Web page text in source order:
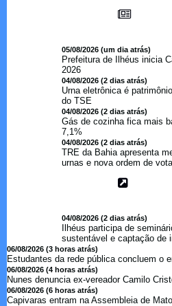
05/08/2026 (um dia atrás)
Prefeitura de Ilhéus inicia
2026
04/08/2026 (2 dias atrás)
Urna eletrônica é
do TSE
04/08/2026 (2 dias atrás)
Gás de cozinha fica mais
7,1%
04/08/2026 (2 dias atrás)
TRE da Bahia apresenta
urnas e nova ordem de
04/08/2026 (2 dias atrás)
Ilhéus participa de
sustentável e captação de
06/08/2026 (3 horas atrás)
Estudantes da rede pública concluem o
06/08/2026 (4 horas atrás)
Nunes denuncia ex-vereador Camilo
06/08/2026 (6 horas atrás)
Capivaras entram na Assembleia de